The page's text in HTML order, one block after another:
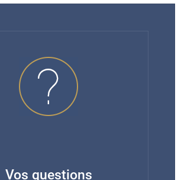
Vos questions